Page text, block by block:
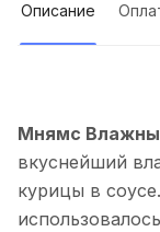
Описание
Мнямс
вкуснейший
курицы в